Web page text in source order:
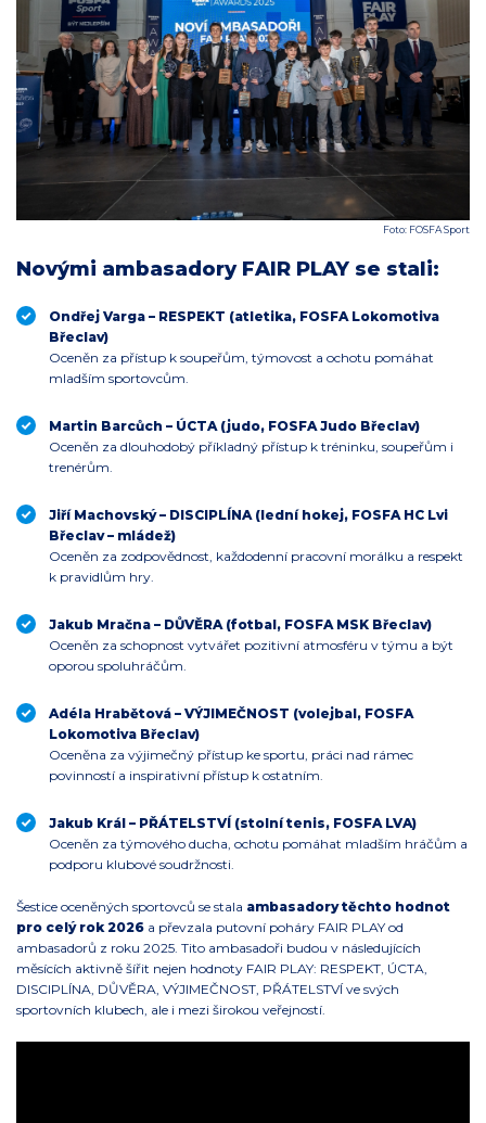
Foto: FOSFA Sport
Novými ambasadory FAIR PLAY se stali:
Ondřej Varga – RESPEKT (atletika, FOSFA Lokomotiva
Břeclav)
Oceněn za přístup k soupeřům, týmovost a ochotu pomáhat
mladším sportovcům.
Martin Barcůch – ÚCTA (judo, FOSFA Judo Břeclav)
Oceněn za dlouhodobý příkladný přístup k tréninku, soupeřům i
trenérům.
Jiří Machovský – DISCIPLÍNA (lední hokej, FOSFA HC Lvi
Břeclav – mládež)
Oceněn za zodpovědnost, každodenní pracovní morálku a respekt
k pravidlům hry.
Jakub Mračna – DŮVĚRA (fotbal, FOSFA MSK Břeclav)
Oceněn za schopnost vytvářet pozitivní atmosféru v týmu a být
oporou spoluhráčům.
Adéla Hrabětová – VÝJIMEČNOST (volejbal, FOSFA
Lokomotiva Břeclav)
Oceněna za výjimečný přístup ke sportu, práci nad rámec
povinností a inspirativní přístup k ostatním.
Jakub Král – PŘÁTELSTVÍ (stolní tenis, FOSFA LVA)
Oceněn za týmového ducha, ochotu pomáhat mladším hráčům a
podporu klubové soudržnosti.
Šestice oceněných sportovců se stala ambasadory těchto hodnot
pro celý rok 2026 a převzala putovní poháry FAIR PLAY od
ambasadorů z roku 2025. Tito ambasadoři budou v následujících
měsících aktivně šířit nejen hodnoty FAIR PLAY: RESPEKT, ÚCTA,
DISCIPLÍNA, DŮVĚRA, VÝJIMEČNOST, PŘÁTELSTVÍ ve svých
sportovních klubech, ale i mezi širokou veřejností.